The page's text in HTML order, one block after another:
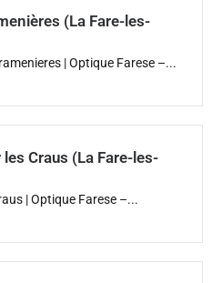
(La Fare-les-
| Optique Farese –...
Craus (La Fare-les-
| Optique Farese –...